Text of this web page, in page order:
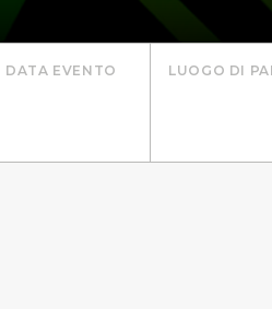
DATA EVENTO LUOGO DI